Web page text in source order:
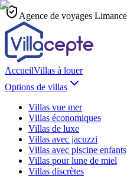
Agence de voyages
AccueilVillas à louer
Options de villas
Villas vue mer
Villas économiques
Villas de luxe
Villas avec jacuzzi
Villas avec piscine enfants
Villas pour lune de miel
Villas discrètes